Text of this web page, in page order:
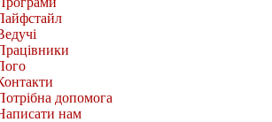
допомога
нам